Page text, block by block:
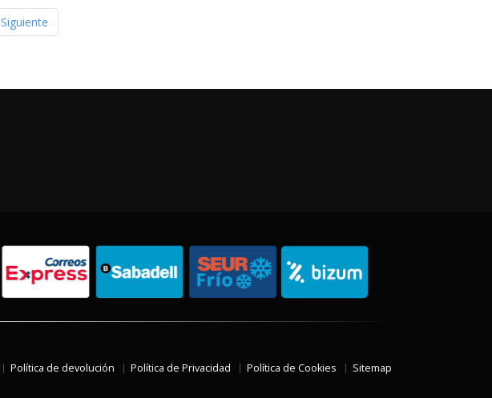
Siguiente
Política de devolución Política de Privacidad Política de Cookies Sitemap